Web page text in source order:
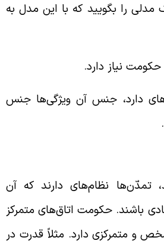
را بگویید که با این مدل به
نیاز دارد.
دارد، جنس آن ویژگی‌ها جنس
تمدّن‌ها نظام‌های دارند که آن
باشند. حکومت اتاق‌های متمرکز
و متمرکزی دارد. مثلاً قدرت در